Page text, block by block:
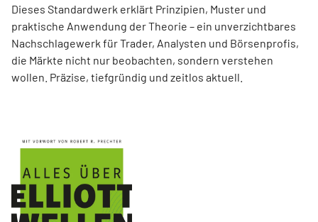
Dieses Standardwerk erklärt Prinzipien, Muster und
praktische Anwendung der Theorie – ein unverzichtbares
Nachschlagewerk für Trader, Analysten und Börsenprofis,
die Märkte nicht nur beobachten, sondern verstehen
wollen. Präzise, tiefgründig und zeitlos aktuell.